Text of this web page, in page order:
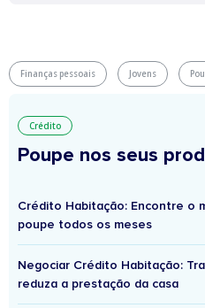
Finanças pessoais Jovens
Crédito
Poupe nos seus
Crédito Habitação: Encontre o
poupe todos os meses
Negociar Crédito Habitação:
reduza a prestação da casa